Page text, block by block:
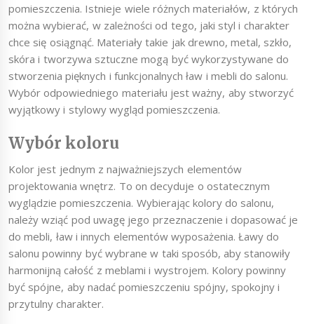
pomieszczenia. Istnieje wiele różnych materiałów, z których
można wybierać, w zależności od tego, jaki styl i charakter
chce się osiągnąć. Materiały takie jak drewno, metal, szkło,
skóra i tworzywa sztuczne mogą być wykorzystywane do
stworzenia pięknych i funkcjonalnych ław i mebli do salonu.
Wybór odpowiedniego materiału jest ważny, aby stworzyć
wyjątkowy i stylowy wygląd pomieszczenia.
Wybór koloru
Kolor jest jednym z najważniejszych elementów
projektowania wnętrz. To on decyduje o ostatecznym
wyglądzie pomieszczenia. Wybierając kolory do salonu,
należy wziąć pod uwagę jego przeznaczenie i dopasować je
do mebli, ław i innych elementów wyposażenia. Ławy do
salonu powinny być wybrane w taki sposób, aby stanowiły
harmonijną całość z meblami i wystrojem. Kolory powinny
być spójne, aby nadać pomieszczeniu spójny, spokojny i
przytulny charakter.